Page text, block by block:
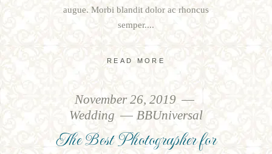
augue. Morbi blandit dolor ac rhoncus
semper.
READ MORE
November 26, 2019
Wedding
BBUniversal
The Best Photographer for